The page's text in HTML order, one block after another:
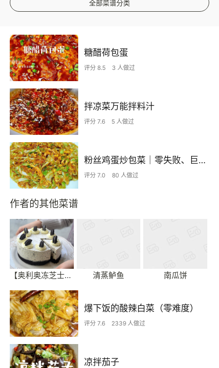
全部菜谱分类
糖醋荷包蛋
评分 8.5 3 人做过
拌凉菜万能拌料汁
评分 7.6 5 人做过
粉丝鸡蛋炒包菜｜零失败、巨下饭
评分 7.0 80 人做过
作者的其他菜谱
【奥利奥冻芝士蛋糕】拯救新手的免烤美味甜点 清蒸鲈鱼 南瓜饼
爆下饭的酸辣白菜（零难度）
评分 7.6 2339 人做过
凉拌茄子